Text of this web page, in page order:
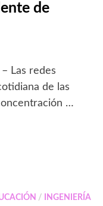
de
Las redes
de las
…
/
INGENIERÍA